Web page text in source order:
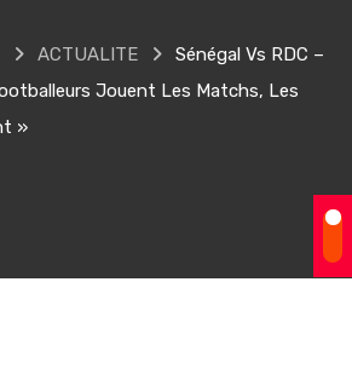
ACTUALITE
Sénégal Vs RDC –
Jouent Les Matchs, Les
»